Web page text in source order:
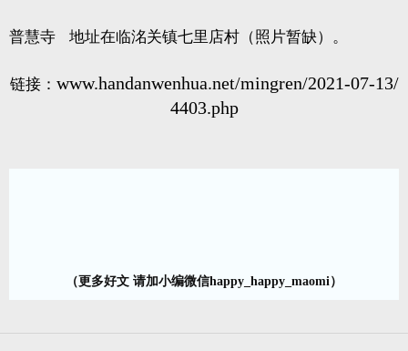
普慧寺 地址在临洺关镇七里店村（照片暂缺）。
链接： www.handanwenhua.net/mingren/2021-07-13/
4403.php
（更多好文 请加小编微信happy_happy_maomi）